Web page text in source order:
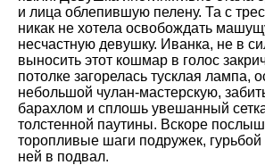
и лица облепившую пелену. Та с
никак не хотела освобождать
несчастную девушку. Иванка, не в
выносить этот кошмар в голос
потолке загорелась тусклая лампа,
небольшой чулан-мастерскую,
барахлом и сплошь увешанный
толстенной паутины. Вскоре
торопливые шаги подружек, гурьбой
ней в подвал.